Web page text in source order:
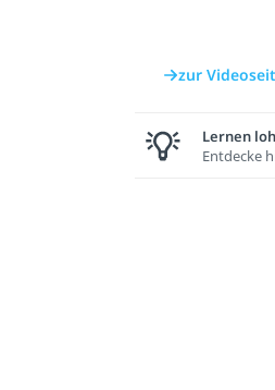
zur
Lernen
Entdecke